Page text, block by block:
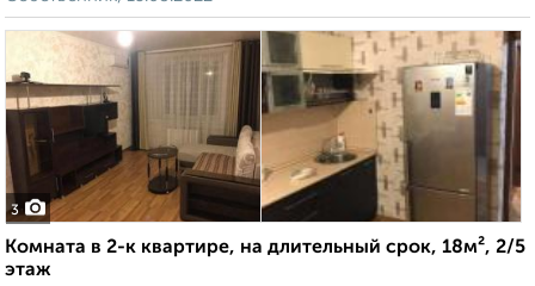
3
Комната в 2-к квартире, на длительный срок, 18м², 2/5
этаж